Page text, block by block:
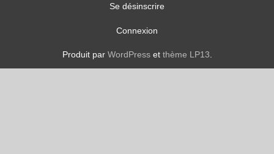
Se désinscrire
Connexion
Produit par WordPresset thème LP13